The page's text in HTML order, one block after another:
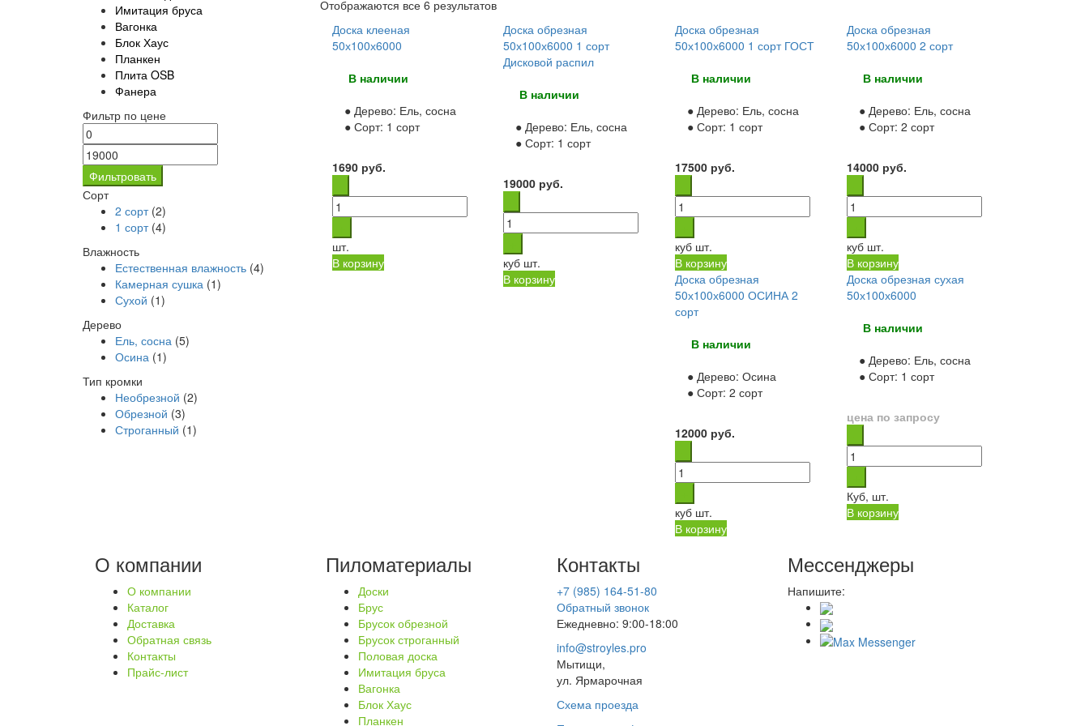
Имитация бруса
Вагонка
Блок Хаус
Планкен
Плита OSB
Фанера
Фильтр по цене
Фильтровать
Сорт
2 сорт (2)
1 сорт (4)
Влажность
Естественная влажность (4)
Камерная сушка (1)
Сухой (1)
Дерево
Ель, сосна (5)
Осина (1)
Тип кромки
Необрезной (2)
Обрезной (3)
Строганный (1)
Ель, сосна(73)
Лиственница
Осина
Обрезной (38)
-(0)
С(0)
Прима
А(17)
Отображаются все 6 результатов
Доска клееная
50х100х6000
В наличии
● Дерево: Ель, сосна
● Сорт: 1 сорт
1690 руб.
шт.
В корзину
Доска обрезная
50х100х6000 1 сорт
Дисковой распил
В наличии
● Дерево: Ель, сосна
● Сорт: 1 сорт
19000 руб.
куб шт.
В корзину
Доска обрезная
50х100х6000 1 сорт ГОСТ
В наличии
● Дерево: Ель, сосна
● Сорт: 1 сорт
17500 руб.
куб шт.
В корзину
Доска обрезная
50х100х6000 2 сорт
В наличии
● Дерево: Ель, сосна
● Сорт:2 сорт
14000 руб.
куб шт.
В корзину
Доска обрезная
50х100х6000 ОСИНА 2
сорт
В наличии
● Дерево:Осина
● Сорт:2 сорт
12000 руб.
куб шт.
В корзину
Доска обрезная сухая
50х100х6000
В наличии
● Дерево: Ель, сосна
● Сорт: 1 сорт
цена по запросу
Куб, шт.
В корзину
О компании
О компании
Каталог
Доставка
Обратная связь
Контакты
Прайс-лист
Пиломатериалы
Доски
Брус
Брусок обрезной
Брусок строганный
Половая доска
Имитация бруса
Вагонка
Блок Хаус
Планкен
Контакты
+7 (985) 164-51-80
Обратный звонок
Ежедневно: 9:00-18:00
info@stroyles.pro
Мытищи,
ул. Ярмарочная
Схема проезда
Мессенджеры
Напишите: